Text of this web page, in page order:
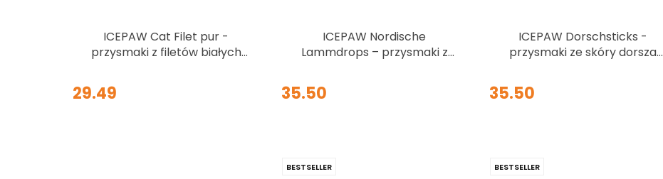
ICEPAW Cat Filet pur -
przysmaki z filetów białych
29.49
ICEPAW Nordische
Lammdrops – przysmaki z
35.50
ICEPAW Dorschsticks -
przysmaki ze skóry dorsza
35.50
BESTSELLER BESTSELLER